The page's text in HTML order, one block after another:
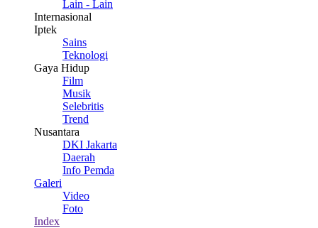
Lain - Lain
Internasional
Iptek
Sains
Teknologi
Gaya Hidup
Film
Musik
Selebritis
Trend
Nusantara
DKI Jakarta
Daerah
Info Pemda
Galeri
Video
Foto
Index